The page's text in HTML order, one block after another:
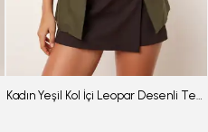
Kadın Yeşil Kol İçi Leopar Desenli Tek Düğmeli Ceket ARM-26K001088